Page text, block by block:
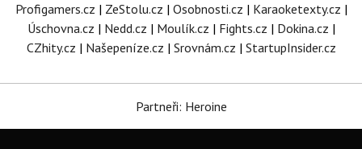
Profigamers.cz | ZeStolu.cz | Osobnosti.cz | Karaoketexty.cz |
Úschovna.cz | Nedd.cz | Moulík.cz | Fights.cz | Dokina.cz |
CZhity.cz | Našepeníze.cz | Srovnám.cz | StartupInsider.cz
Partneři: Heroine